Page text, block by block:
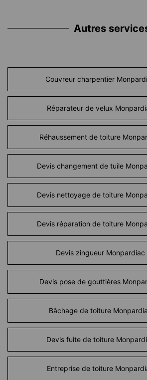
Autres
Couvreur charpentier
Réparateur de velux
Réhaussement de toiture
Devis changement de tuile
Devis nettoyage de toiture
Devis réparation de toiture
Devis zingueur Monpardiac
Devis pose de gouttières
Bâchage de toiture
Devis fuite de toiture
Entreprise de toiture